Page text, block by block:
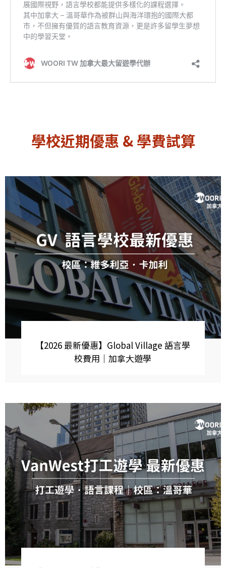
學校近期優惠 & 學費試算
【2026 最新優惠】Global Village 語言學
校費用｜加拿大遊學